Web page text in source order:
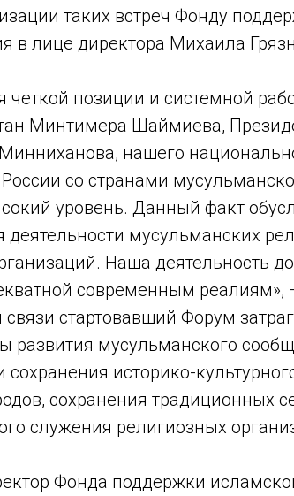
таких встреч Фонду
в лице директора Михаила
четкой позиции и системной
Минтимера Шаймиева,
нашего
со странами
уровень. Данный факт
деятельности мусульманских
Наша деятельность
современным реалиям»,
связи стартовавший Форум
развития мусульманского
историко-
сохранения традиционных
служения религиозных
Фонда поддержки